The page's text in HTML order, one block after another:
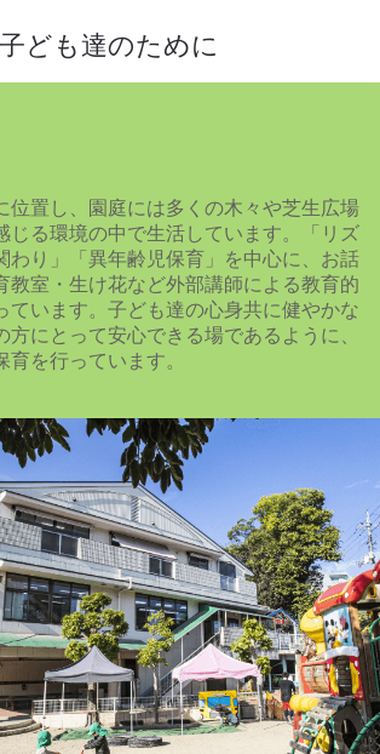
子ども達のために
位置し、園庭には多くの木々や芝生広場
じる環境の中で生活しています。「リズ
わり」「異年齢児保育」を中心に、お話
教室・生け花など外部講師による教育的
ています。子ども達の心身共に健やかな
方にとって安心できる場であるように、
育を行っています。